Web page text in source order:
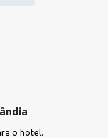
o hotel.